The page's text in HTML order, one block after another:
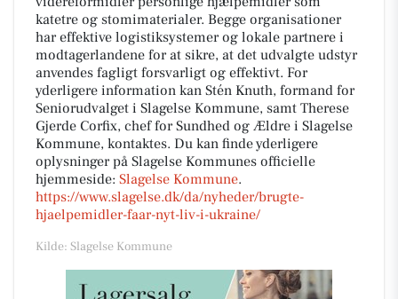
katetre og stomimaterialer. Begge organisationer
har effektive logistiksystemer og lokale partnere i
modtagerlandene for at sikre, at det udvalgte udstyr
anvendes fagligt forsvarligt og effektivt. For
yderligere information kan Stén Knuth, formand for
Seniorudvalget i Slagelse Kommune, samt Therese
Gjerde Corfix, chef for Sundhed og Ældre i Slagelse
Kommune, kontaktes. Du kan finde yderligere
oplysninger på Slagelse Kommunes officielle
hjemmeside: Slagelse Kommune.
https://www.slagelse.dk/da/nyheder/brugte-
hjaelpemidler-faar-nyt-liv-i-ukraine/
Kilde: Slagelse Kommune